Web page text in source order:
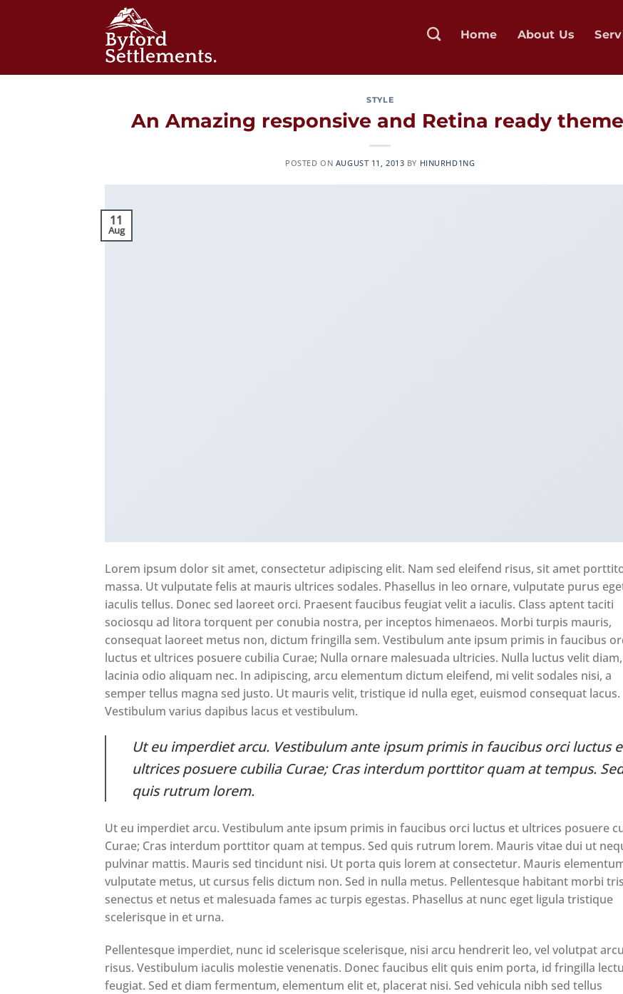
Home About Us
STYLE
An Amazing responsive and Retina ready
POSTED ON AUGUST 11, 2013 BY HINURHD1NG
11
Aug
Lorem ipsum dolor sit amet, consectetur adipiscing elit. Nam sed eleifend risus, sit amet
massa. Ut vulputate felis at mauris ultrices sodales. Phasellus in leo ornare, vulputate purus
iaculis tellus. Donec sed laoreet orci. Praesent faucibus feugiat velit a iaculis. Class aptent taciti
sociosqu ad litora torquent per conubia nostra, per inceptos himenaeos. Morbi turpis mauris,
consequat laoreet metus non, dictum fringilla sem. Vestibulum ante ipsum primis in faucibus
luctus et ultrices posuere cubilia Curae; Nulla ornare malesuada ultricies. Nulla luctus velit
lacinia odio aliquam nec. In adipiscing, arcu elementum dictum eleifend, mi velit sodales nisi, a
semper tellus magna sed justo. Ut mauris velit, tristique id nulla eget, euismod consequat lacus.
Vestibulum varius dapibus lacus et vestibulum.
Ut eu imperdiet arcu. Vestibulum ante ipsum primis in faucibus orci luctus
ultrices posuere cubilia Curae; Cras interdum porttitor quam at tempus.
quis rutrum lorem.
Ut eu imperdiet arcu. Vestibulum ante ipsum primis in faucibus orci luctus et ultrices posuere
Curae; Cras interdum porttitor quam at tempus. Sed quis rutrum lorem. Mauris vitae dui ut
pulvinar mattis. Mauris sed tincidunt nisi. Ut porta quis lorem at consectetur. Mauris
vulputate metus, ut cursus felis dictum non. Sed in nulla metus. Pellentesque habitant morbi
senectus et netus et malesuada fames ac turpis egestas. Phasellus at nunc eget ligula tristique
scelerisque in et urna.
Pellentesque imperdiet, nunc id scelerisque scelerisque, nisi arcu hendrerit leo, vel volutpat
risus. Vestibulum iaculis molestie venenatis. Donec faucibus elit quis enim porta, id fringilla
feugiat. Sed et diam fermentum, elementum elit et, placerat nisi. Sed vehicula nibh sed tellus